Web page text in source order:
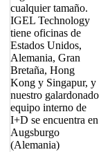
cualquier tamaño.
IGEL Technology
tiene oficinas de
Estados Unidos,
Alemania, Gran
Bretaña, Hong
Kong y Singapur, y
nuestro galardonado
equipo interno de
I+D se encuentra en
Augsburgo
(Alemania)